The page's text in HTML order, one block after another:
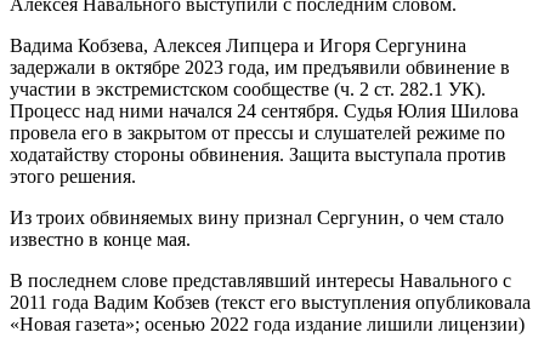
Вадима Кобзева, Алексея Липцера и Игоря Сергунина
задержали в октябре 2023 года, им предъявили обвинение в
участии в экстремистском сообществе (ч. 2 ст. 282.1 УК).
Процесс над ними начался 24 сентября. Судья Юлия Шилова
провела его в закрытом от прессы и слушателей режиме по
ходатайству стороны обвинения. Защита выступала против
этого решения.
Из троих обвиняемых вину признал Сергунин, о чем стало
известно в конце мая.
В последнем слове представлявший интересы Навального с
2011 года Вадим Кобзев (текст его выступления опубликовала
«Новая газета»; осенью 2022 года издание лишили лицензии)